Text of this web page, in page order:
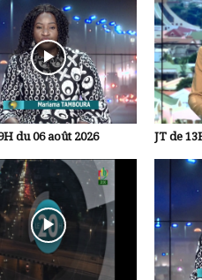
du 06 août 2026 JT de